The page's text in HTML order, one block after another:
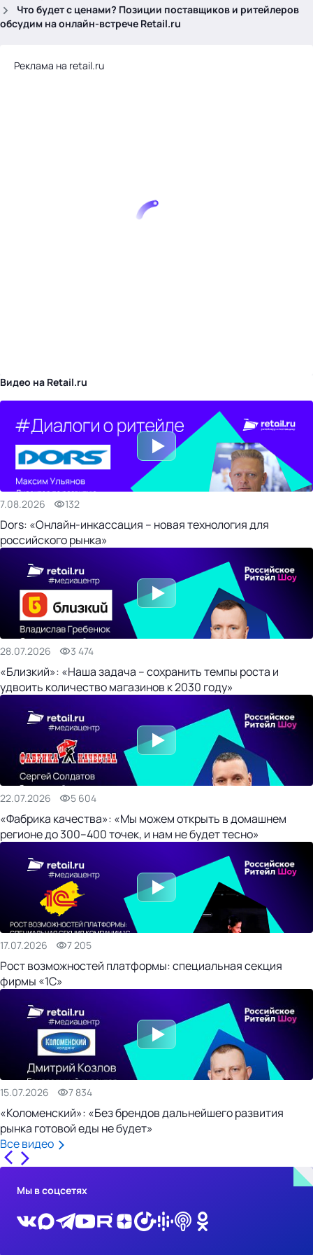
Что будет с ценами? Позиции поставщиков и ритейлеров
обсудим на онлайн-встрече Retail.ru
Реклама на retail.ru
Видео на Retail.ru
7.08.2026 132
Dors: «Онлайн-инкассация – новая технология для
российского рынка»
28.07.2026 3 474
«Близкий»: «Наша задача – сохранить темпы роста и
удвоить количество магазинов к 2030 году»
22.07.2026 5 604
«Фабрика качества»: «Мы можем открыть в домашнем
регионе до 300–400 точек, и нам не будет тесно»
17.07.2026 7 205
Рост возможностей платформы: специальная секция
фирмы «1С»
15.07.2026 7 834
«Коломенский»: «Без брендов дальнейшего развития
рынка готовой еды не будет»
Все видео
Мы в соцсетях